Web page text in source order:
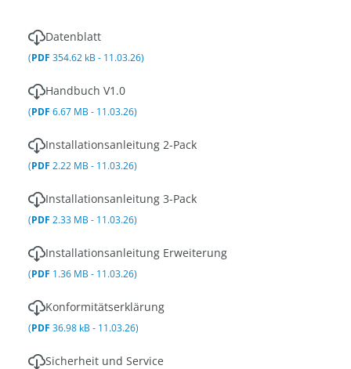
Datenblatt
(PDF 354.62 kB - 11.03.26)
Handbuch V1.0
(PDF 6.67 MB - 11.03.26)
Installationsanleitung 2-Pack
(PDF 2.22 MB - 11.03.26)
Installationsanleitung 3-Pack
(PDF 2.33 MB - 11.03.26)
Installationsanleitung Erweiterung
(PDF 1.36 MB - 11.03.26)
Konformitätserklärung
(PDF 36.98 kB - 11.03.26)
Sicherheit und Service